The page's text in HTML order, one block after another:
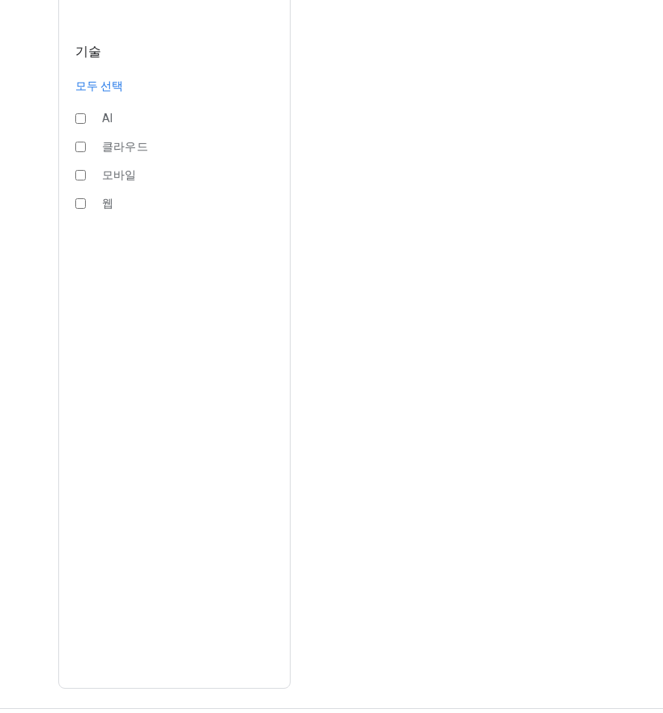
기술
모두 선택
AI
클라우드
모바일
웹